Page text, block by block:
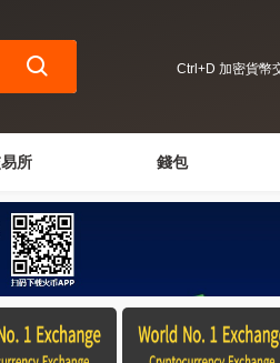
Ctrl+D 加密貨幣
所 錢包